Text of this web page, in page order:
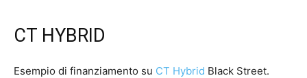
CT HYBRID
Esempio di finanziamento su CT Hybrid Black Street.